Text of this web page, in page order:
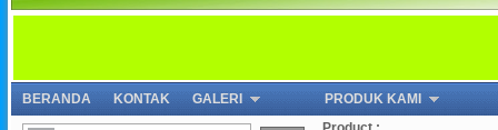
BERANDA KONTAK GALERI
PRODUK KAMI